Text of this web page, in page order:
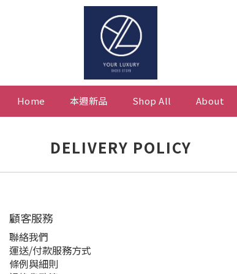
Home 本週新品 Shop All About
DELIVERY POLICY
顧客服務
聯絡我們
運送/付款服務方式
條例與細則